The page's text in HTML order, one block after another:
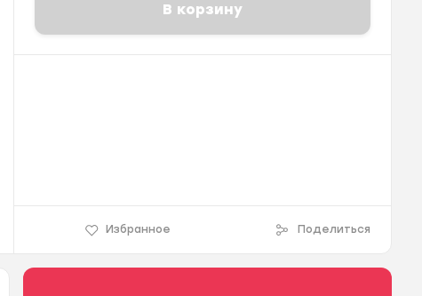
В корзину
Избранное Поделиться